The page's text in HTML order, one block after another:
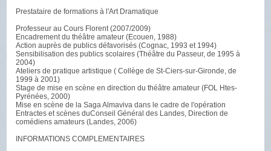
Prestataire de formations à l'Art Dramatique
Professeur au Cours Florent (2007/2009)
Encadrement du théâtre amateur (Ecouen, 1988)
Action auprès de publics défavorisés (Cognac, 1993 et 1994)
Sensibilisation des publics scolaires (Théâtre du Passeur, de 1995 à
2004)
Ateliers de pratique artistique ( Collège de St-Ciers-sur-Gironde, de
1999 à 2001)
Stage de mise en scène en direction du théâtre amateur (FOL Htes-
Pyrénées, 2000)
Mise en scène de la Saga Almaviva dans le cadre de l'opération
Entractes et scènes duConseil Général des Landes, Direction de
comédiens amateurs (Landes, 2006)
INFORMATIONS COMPLEMENTAIRES